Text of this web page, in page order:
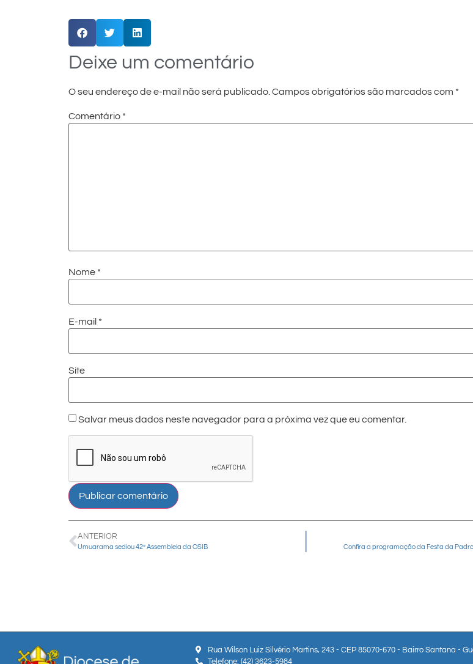
Deixe um comentário
O seu endereço de e-mail não será publicado.Campos obrigatórios são marcados com *
Comentário *
Nome *
E-mail *
Site
Salvar meus dados neste navegador para a próxima vez que eu comentar.
ANTERIOR
Umuarama sediou 42ª Assembleia da OSIB Confira a programação da Festa da
Rua Wilson Luiz Silvério Martins, 243 - CEP 85070-670 - Bairro Santana -
Telefone: (42) 3623-5984